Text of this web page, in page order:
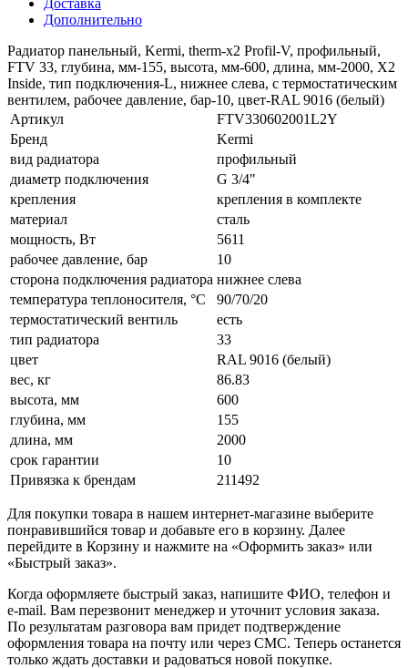
Дополнительно
Радиатор панельный, Kermi, therm-x2 Profil-V, профильный,
FTV 33, глубина, мм-155, высота, мм-600, длина, мм-2000, X2
Inside, тип подключения-L, нижнее слева, с термостатическим
вентилем, рабочее давление, бар-10, цвет-RAL 9016 (белый)
Артикул
FTV330602001L2Y
Бренд
Kermi
вид радиатора
профильный
диаметр подключения
G 3/4"
крепления
крепления в комплекте
материал
сталь
мощность, Вт
5611
рабочее давление, бар
10
сторона подключения радиатора нижнее слева
температура теплоносителя, °С
90/70/20
термостатический вентиль
есть
тип радиатора
33
цвет
RAL 9016 (белый)
вес, кг
86.83
высота, мм
600
глубина, мм
155
длина, мм
2000
срок гарантии
10
Привязка к брендам
211492
Для покупки товара в нашем интернет-магазине выберите
понравившийся товар и добавьте его в корзину. Далее
перейдите в Корзину и нажмите на «Оформить заказ» или
«Быстрый заказ».
Когда оформляете быстрый заказ, напишите ФИО, телефон и
e-mail. Вам перезвонит менеджер и уточнит условия заказа.
По результатам разговора вам придет подтверждение
оформления товара на почту или через СМС. Теперь останется
только ждать доставки и радоваться новой покупке.